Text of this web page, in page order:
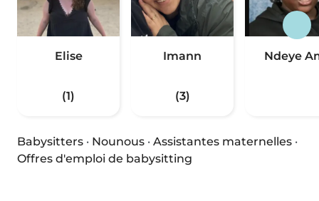
Elise
(1)
Imann
(3)
Ndeye
Babysitters · Nounous · Assistantes maternelles ·
Offres d'emploi de babysitting